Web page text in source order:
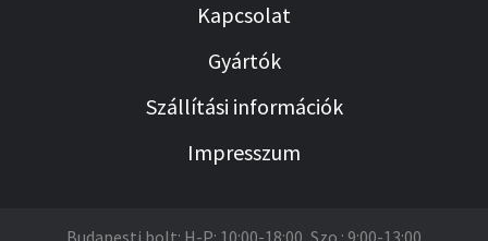
Kapcsolat
Gyártók
Szállítási információk
Impresszum